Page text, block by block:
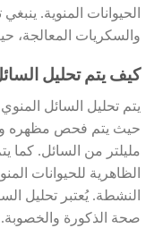
الحيوانات المنوية.
والسكريات المعالجة،
كيف يتم تحليل
يتم تحليل السائل
حيث يتم فحص مظهره
مليلتر من السائل. كما
الظاهرية للحيوانات
النشطة. يُعتبر تحليل
صحة الذكورة والخصوبة.